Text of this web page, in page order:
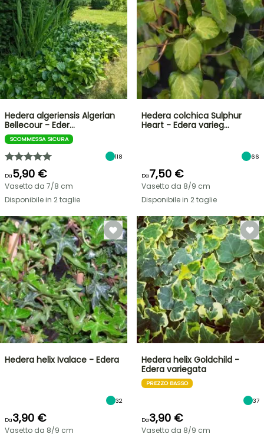
Hedera algeriensis Algerian
Bellecour - Eder…
SCOMMESSA SICURA
118
Da5,90 €
Vasetto da 7/8 cm
Disponibile in 2 taglie
Hedera colchica Sulphur
Heart - Edera varieg…
66
Da7,50 €
Vasetto da 8/9 cm
Disponibile in 2 taglie
Hedera helix Ivalace - Edera
32
Da3,90 €
Vasetto da 8/9 cm
Hedera helix Goldchild -
Edera variegata
PREZZO BASSO
37
Da3,90 €
Vasetto da 8/9 cm